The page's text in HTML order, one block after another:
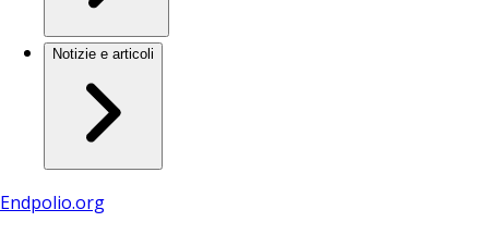
Notizie e articoli
Endpolio.org